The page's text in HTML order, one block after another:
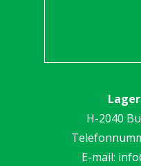
H-2040
E-mail: